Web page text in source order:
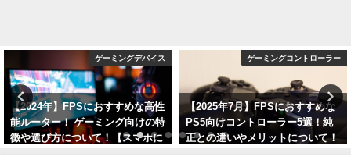
ゲーミングデバイス
【2024年】FPSにおすすめな高性
能ルーター！ ゲーミング向けの特
徴や選び方について！【スマホに
も最適！】
ゲーミングコントローラー
【2025年7月】FPSにおすすめな
PS5向けコントローラー5選！純
正との違いやメリットについて！